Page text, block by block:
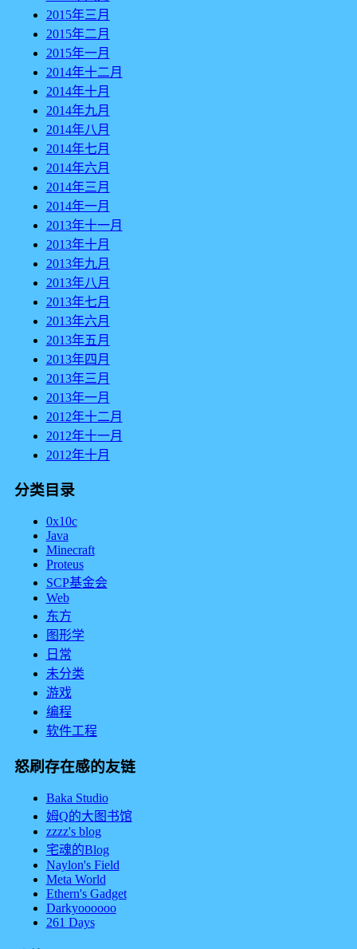
2015年三月
2015年二月
2015年一月
2014年十二月
2014年十月
2014年九月
2014年八月
2014年七月
2014年六月
2014年三月
2014年一月
2013年十一月
2013年十月
2013年九月
2013年八月
2013年七月
2013年六月
2013年五月
2013年四月
2013年三月
2013年一月
2012年十二月
2012年十一月
2012年十月
分类目录
0x10c
Java
Minecraft
Proteus
SCP基金会
Web
东方
图形学
日常
未分类
游戏
编程
软件工程
怒刷存在感的友链
Baka Studio
姆Q的大图书馆
zzzz's blog
宅魂的Blog
Naylon's Field
Meta World
Ethern's Gadget
Darkyoooooo
261 Days